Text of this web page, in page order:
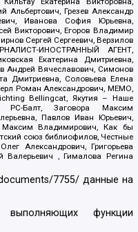
Грезев Александр
Иванова София Юрьевна,
Викторович, Егоров Владимир
Сергей Сергеевич, Верзилов
ИНОСТРАННЫЙ АГЕНТ,
Екатерина Дмитриевна,
Андрей Вячеславович, Симонов
Дмитриевна, Соловьева Елена
Роман Александрович, МЕМО,
Bellingcat, Якутия – Наше
Балт, Заговора Максим
Павлов Иван Юрьевич,
Максим Владимирович, Как бы
союз библиофилов, Честные
Александрович, Григорьева
Валерьевич , Гималова Регина
7755/ данные на
функции